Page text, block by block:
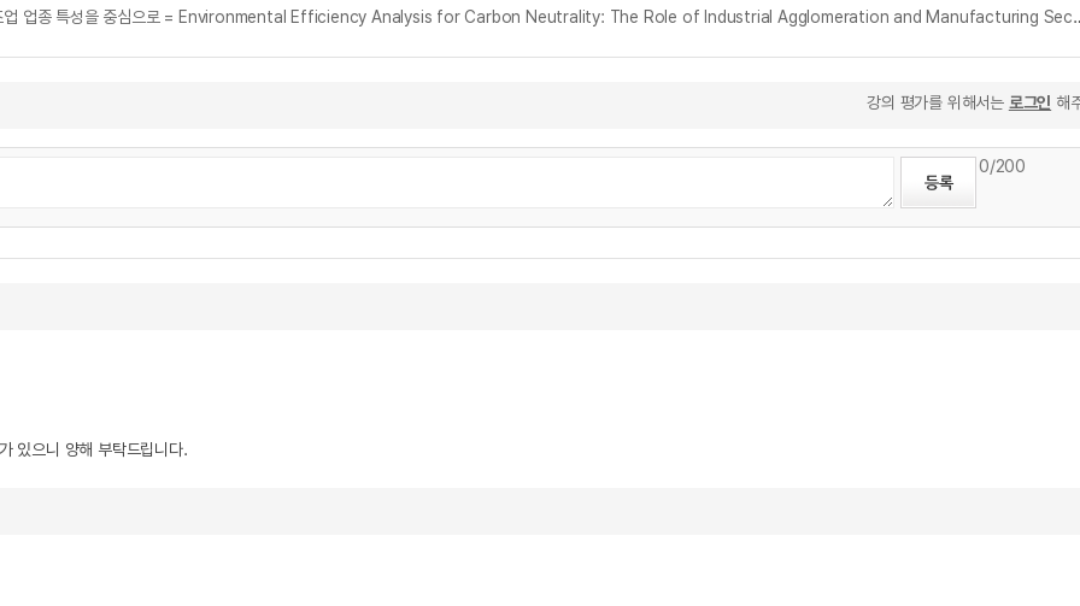
탄소중립 전략 수립을 위한 환경효율성 분석 : 시도별 산업집적도와 제조업
강의 평가를 위해서는 로그인 해
0/200
있으니 양해 부탁드립니다.